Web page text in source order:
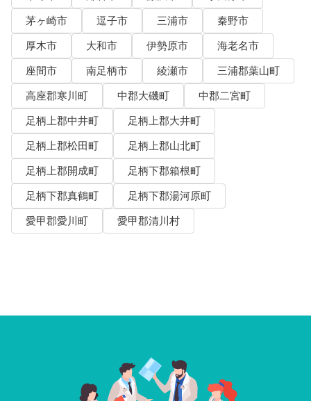
茅ヶ崎市
逗子市 三浦市
秦野市
厚木市
大和市 伊勢原市
海老名市
座間市
南足柄市 綾瀬市
三浦郡葉山町
高座郡寒川町
中郡大磯町
中郡二宮町
足柄上郡中井町
足柄上郡大井町
足柄上郡松田町
足柄上郡山北町
足柄上郡開成町
足柄下郡箱根町
足柄下郡真鶴町
足柄下郡湯河原町
愛甲郡愛川町
愛甲郡清川村